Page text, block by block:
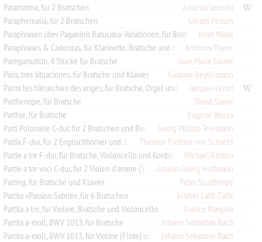
Paramatma, für 2 Bratschen
Antanas Jasenka
Paraphernalia, für 2 Bratschen
Gérard Pesson
Paraphrasen über Paganinis Barucaba-Variationen, für BratscheJosef Märkl
Paraphrases & Cadenzas, für Klarinette, Bratsche und KlavierAnthony Payne
Paregamutiún, 4 Stücke für Bratsche
Juan María Solare
Paris, tres situaciones, für Bratsche und Klavier
Gustavo Beytelmann
Parmi les hiérarchies des anges, für Bratsche, Orgel und OrchesterJacques Lenot
Parthenope, für Bratsche
David Sawer
Parthie, für Bratsche
Eugène Bozza
Parti Polonaise C-dur, für 2 Bratschen und Bass
Georg Philipp Telemann
Partia F-dur, für 2 Englischhörner und 2 BratschenTheodor Freiherr von Schacht
Partie a tre F-dur, für Bratsche, Violoncello und KontrabassMichael Kirsten
Partie a tre voci C-dur, für 2 Violen d'amore (2 Violinen/2 Bratschen) und Violoncello (Basso continuo)
Johann Georg Hoffmann
Parting, für Bratsche und Klavier
Peter Sculthorpe
Partita «Passion Sabrié», für 6 Bratschen
Alisher Latif-Zade
Partita a tre, für Violine, Bratsche und Violoncello
Franco Margola
Partita a-moll, BWV 1013, für Bratsche
Johann Sebastian Bach
Partita a-moll, BWV 1013, für Violine (Flöte) und Bratsche (Violoncello)
Johann Sebastian Bach